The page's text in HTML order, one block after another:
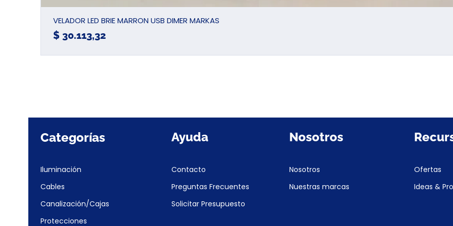
VELADOR LED BRIE MARRON USB DIMER MARKAS
Precio
$ 30.113,32
Categorías
Iluminación
Cables
Canalización/Cajas
Protecciones
Ayuda
Contacto
Preguntas Frecuentes
Solicitar Presupuesto
Nosotros
Nosotros
Nuestras marcas
Ofertas
Ideas &